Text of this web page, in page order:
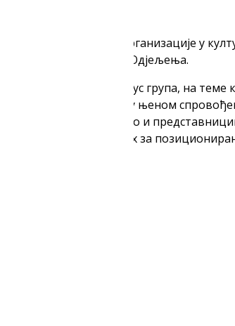
за установе и организације у
начелницом Одјељења.
у форми фокус група, на теме
које треба предузети у њеном
култури, младима, као и
корака важних за